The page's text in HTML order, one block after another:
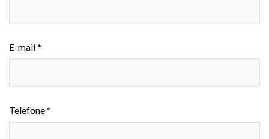
E-mail *
Telefone *